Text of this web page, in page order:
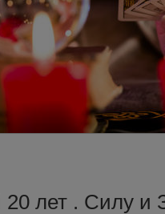
лет . Силу и